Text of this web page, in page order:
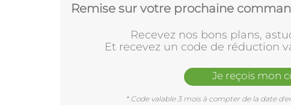
Remise sur votre prochaine
Recevez nos bons plans,
Et recevez un code de réduction
Je reçois mon
* Code valable 3 mois à compter de la date